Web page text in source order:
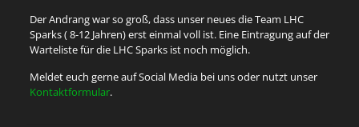
Der Andrang war so groß, dass unser neues die Team LHC
Sparks ( 8-12 Jahren) erst einmal voll ist. Eine Eintragung auf der
Warteliste für die LHC Sparks ist noch möglich.
Meldet euch gerne auf Social Media bei uns oder nutzt unser
Kontaktformular.